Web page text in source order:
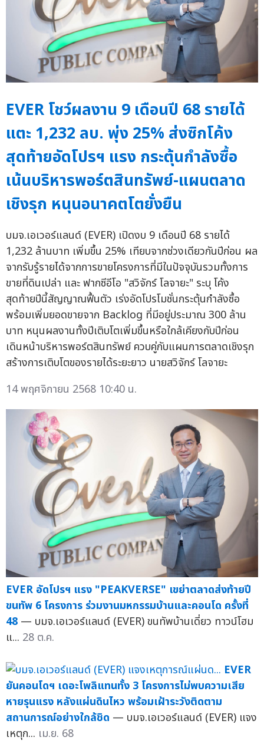
EVER โชว์ผลงาน 9 เดือนปี 68 รายได้
แตะ 1,232 ลบ. พุ่ง 25% ส่งซิกโค้ง
สุดท้ายอัดโปรฯ แรง กระตุ้นกำลังซื้อ
เน้นบริหารพอร์ตสินทรัพย์-แผนตลาด
เชิงรุก หนุนอนาคตโตยั่งยืน
บมจ.เอเวอร์แลนด์ (EVER) เปิดงบ 9 เดือนปี 68 รายได้
1,232 ล้านบาท เพิ่มขึ้น 25% เทียบจากช่วงเดียวกันปีก่อน ผล
จากรับรู้รายได้จากการขายโครงการที่มีในปัจจุบันรวมทั้งการ
ขายที่ดินเปล่า และ ฟากซีอีโอ "สวิจักร์ โลจายะ" ระบุ โค้ง
สุดท้ายปีนี้สัญญาณฟื้นตัว เร่งอัดโปรโมชั่นกระตุ้นกำลังซื้อ
พร้อมเพิ่มยอดขายจาก Backlog ที่มีอยู่ประมาณ 300 ล้าน
บาท หนุนผลงานทั้งปีเติบโตเพิ่มขึ้นหรือใกล้เคียงกับปีก่อน
เดินหน้าบริหารพอร์ตสินทรัพย์ ควบคู่กับแผนการตลาดเชิงรุก
สร้างการเติบโตของรายได้ระยะยาว นายสวิจักร์ โลจายะ
14 พฤศจิกายน 2568 10:40 น.
EVER อัดโปรฯ แรง "PEAKVERSE" เขย่าตลาดส่งท้ายปี
ขนทัพ 6 โครงการ ร่วมงานมหกรรมบ้านและคอนโด ครั้งที่
48 — บมจ.เอเวอร์แลนด์ (EVER) ขนทัพบ้านเดี่ยว ทาวน์โฮม
แ... 28 ต.ค.
EVER
ยันคอนโดฯ เดอะโพลิแทนทั้ง 3 โครงการไม่พบความเสีย
หายรุนแรง หลังแผ่นดินไหว พร้อมเฝ้าระวังติดตาม
สถานการณ์อย่างใกล้ชิด — บมจ.เอเวอร์แลนด์ (EVER) แจง
เหตุก... เม.ย. 68